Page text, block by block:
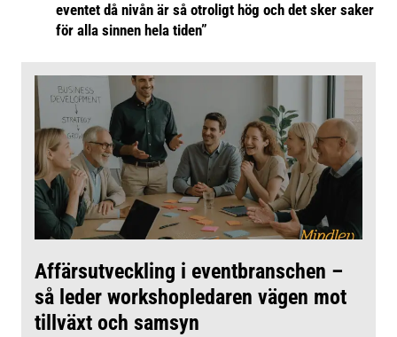
eventet då nivån är så otroligt hög och det sker saker
för alla sinnen hela tiden”
Affärsutveckling i eventbranschen –
så leder workshopledaren vägen mot
tillväxt och samsyn